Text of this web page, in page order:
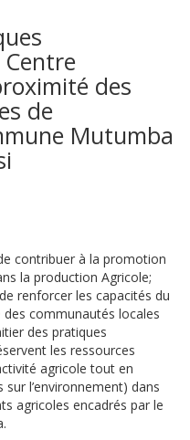
des
de
Mutumba
contribuer à la promotion
la production Agricole;
renforcer les capacités du
communautés locales
des pratiques
les ressources
agricole tout en
l’environnement) dans
agricoles encadrés par le